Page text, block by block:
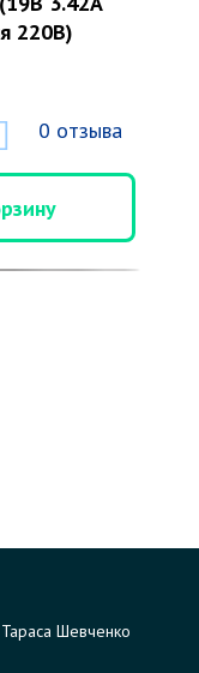
220В)
0 отзыва
Тараса Шевченко